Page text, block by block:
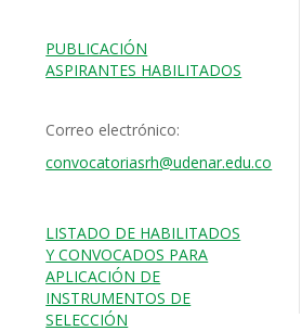
PUBLICACIÓN
ASPIRANTES HABILITADOS
Correo electrónico:
convocatoriasrh@udenar.edu.co
LISTADO DE HABILITADOS
Y CONVOCADOS PARA
APLICACIÓN DE
INSTRUMENTOS DE
SELECCIÓN